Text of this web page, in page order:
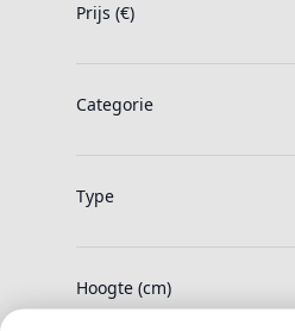
Prijs (€)
Categorie
Type
Hoogte (cm)